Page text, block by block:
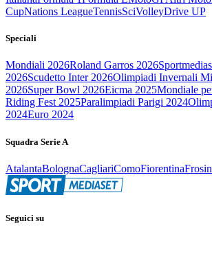
CupNations LeagueTennisSciVolleyDrive UP
Speciali
Mondiali 2026Roland Garros 2026
2026Scudetto Inter 2026Olimpiadi Invernali
2026Super Bowl 2026Eicma 2025Mondiale
Riding Fest 2025Paralimpiadi Parigi 2024
2024Euro 2024
Squadra Serie A
AtalantaBolognaCagliariComoFiorentina
Seguici su